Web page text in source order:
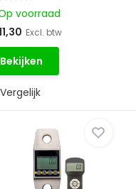
Vergelijk
voorraad
Excl. btw
Bekijken